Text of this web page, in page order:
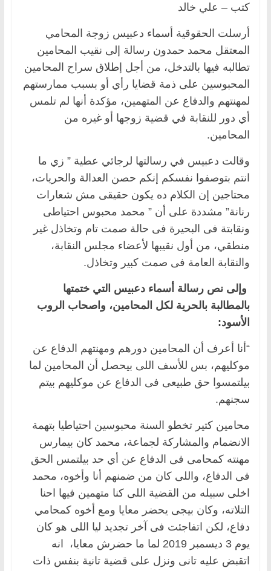
كتب – علي خالد
أرسلت الحقوقية أسماء دعبيس زوجة المحامي
المعتقل محمد حمدون رسالة إلى نقيب المحامين
تطالبه فيها بالتدخل، من أجل إطلاق سراح المحامين
المحبوسين على ذمة قضايا رأي أو بسبب ممارستهم
لمهنتهم والدفاع عن المتهمين، مؤكدة أنها لم تلمس
أي دور للنقابة في قضية زوجها أو غيره من
المحامين.
وقالت دعبيس في رسالتها لرجائي عطية ” زي ما
انتم بتوصفوا نفسكم إنكم حصن العدالة والحريات،
محتاجين إن الكلام ده يكون حقيقى مش شعارات
رنانة” مشددة على أن ” محمد محبوس احتياطى
ونقابتة فى البحيرة فى حالة صمت تام وتخاذل غير
منطقي، من أول نقيبها لأعضاء مجلس النقابة،
والنقابة العامة فى صمت كبير وتخاذل.
وإلى نص رسالة أسماء دعبيس التي ختمتها
بالمطالبة بالحرية لكل المحامين، واصحاب الروب
الأسود:
“أنا أعرف أن المحامين دورهم ومهنتهم الدفاع عن
موكليهم، بس للأسف اللى بيحصل أن المحامين لما
بيلتمسوا حق طبيعى فى الدفاع عن موكليهم بيتم
سجنهم.
محامين كتير تخطو السنة محبوسين احتياطيا بتهمة
الانضمام والمشاركة لجماعة، محمد كان بيمارس
مهنته كمحامى فى الدفاع عن أي حد بيلتمس الحق
فى الدفاع، واللى كان من ضمنهم أنا وأخوه، محمد
اخلى سبيله من القضية اللى كنا متهمين فيها احنا
التلاته، وكان بيجى يحضر معايا ومع أخوه كمحامي
دفاع، لكن اتفاجئت فى آخر تجديد ليا اللى هو كان
يوم 3 ديسمبر 2019 لما ما حضرش معايا، انه
اتقبض عليه تانى ونزل على قضية تانية بنفس ذات